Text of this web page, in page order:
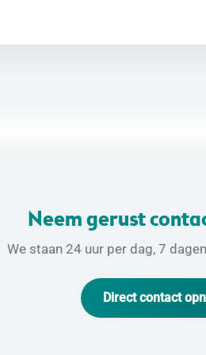
Neem gerust
We staan 24 uur per dag, 7
Direct contact